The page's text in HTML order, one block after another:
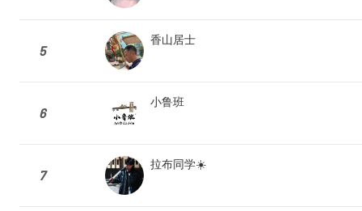
5
香山居士
6
小鲁班
7
拉布同学☀️